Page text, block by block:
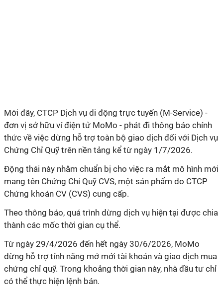
Mới đây, CTCP Dịch vụ di động trực tuyến (M-Service) -
đơn vị sở hữu ví điện tử MoMo - phát đi thông báo chính
thức về việc dừng hỗ trợ toàn bộ giao dịch đối với Dịch vụ
Chứng Chỉ Quỹ trên nền tảng kể từ ngày 1/7/2026.
Động thái này nhằm chuẩn bị cho việc ra mắt mô hình mới
mang tên Chứng Chỉ Quỹ CVS, một sản phẩm do CTCP
Chứng khoán CV (CVS) cung cấp.
Theo thông báo, quá trình dừng dịch vụ hiện tại được chia
thành các mốc thời gian cụ thể.
Từ ngày 29/4/2026 đến hết ngày 30/6/2026, MoMo
dừng hỗ trợ tính năng mở mới tài khoản và giao dịch mua
chứng chỉ quỹ. Trong khoảng thời gian này, nhà đầu tư chỉ
có thể thực hiện lệnh bán.